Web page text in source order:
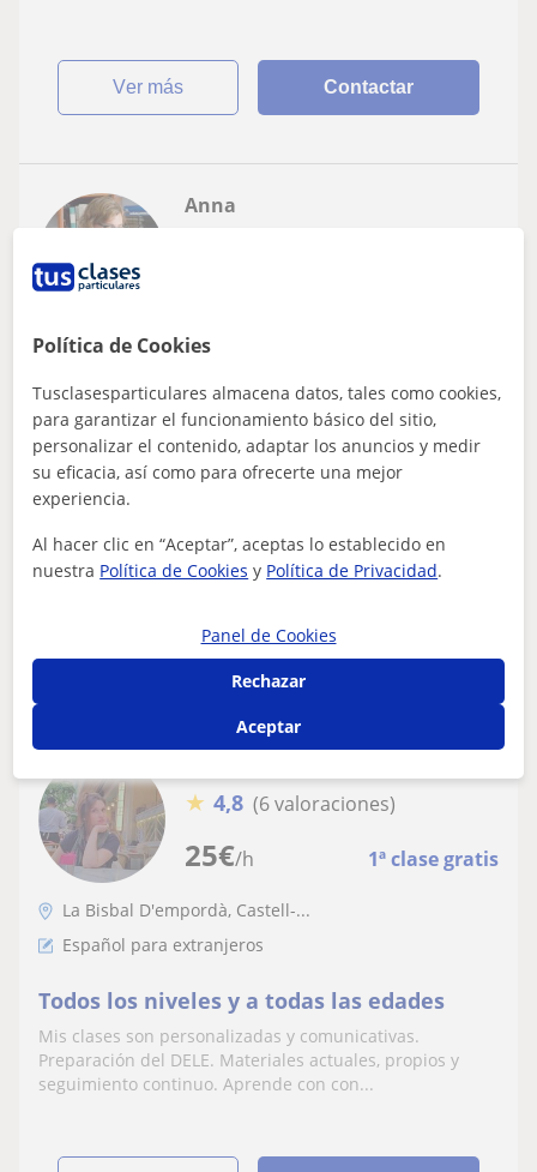
ver más Contactar
Anna
Calonge - St Antoni De Calong...
Español para extranjeros
Spanish and Catalan Lessons for
foreigners / Clases de español y catalán
para extranjeros
I’m graduated in Catalan & Spanish Language &
Spanish and Catalan as Second Langu...
Contactar
25€/h 1ª clase gratis
★ 4,8 (6 valoraciones)
La Bisbal D'empordà, Castell-...
Español para extranjeros
Todos los niveles y a todas las edades
Mis clases son personalizadas y comunicativas.
Preparación del DELE. Materiales actuales, propios y
seguimiento continuo. Aprende con con...
Política de Cookies
Tusclasesparticulares almacena datos, tales como cookies,
para garantizar el funcionamiento básico del sitio,
personalizar el contenido, adaptar los anuncios y medir
su eficacia, así como para ofrecerte una mejor
experiencia.
Al hacer clic en “Aceptar”, aceptas lo establecido en
nuestra Política de Cookies y Política de Privacidad.
Panel de Cookies
Rechazar
Aceptar